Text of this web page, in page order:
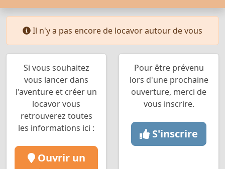
Il n'y a pas encore de locavor autour de vous
Si vous souhaitez
vous lancer dans
l'aventure et créer un
locavor vous
retrouverez toutes
les informations ici :
Ouvrir un
Pour être prévenu
lors d'une prochaine
ouverture, merci de
vous inscrire.
S'inscrire